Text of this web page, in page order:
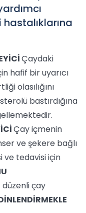
Çaydaki
hafif bir uyarıcı
olasılığını
bastırdığına
Çay içmenin
ve şekere bağlı
ve tedavisi için
çay